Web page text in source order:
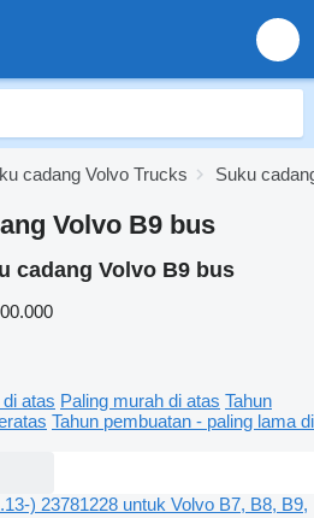
cadang Volvo Trucks Suku
Volvo B9 bus
cadang Volvo B9 bus
atas Paling murah di atas Tahun
Tahun pembuatan - paling lama di